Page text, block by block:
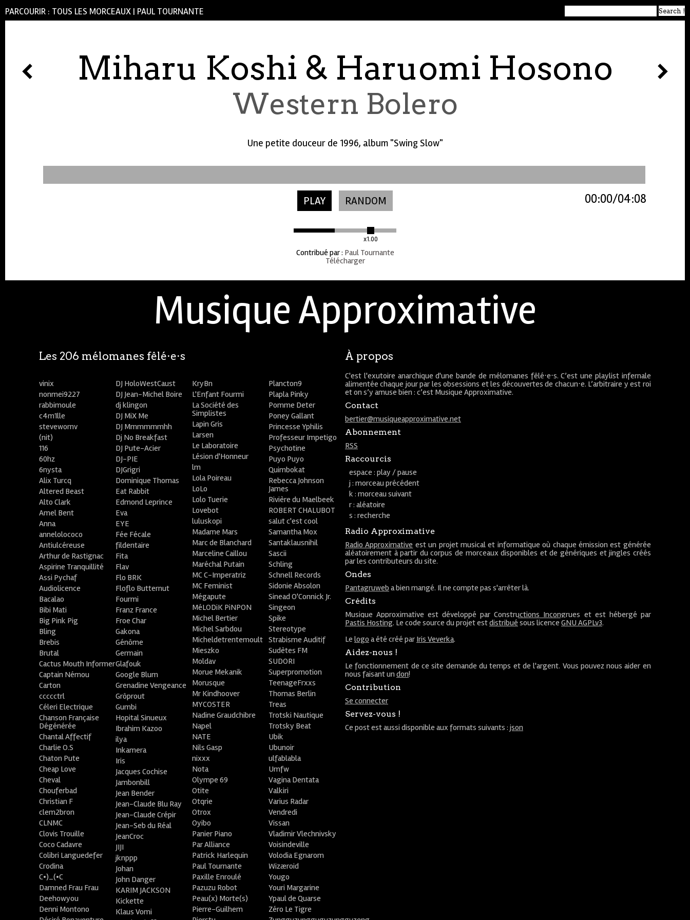
PARCOURIR : TOUS LES MORCEAUX | PAUL TOURNANTE
Miharu Koshi & Haruomi Hosono
Western Bolero
Une petite douceur de 1996, album "Swing Slow"
PLAY RANDOM
x1.00
04:08
00:00
Contribué par: Paul Tournante
Télécharger
Musique Approximative
À propos
C'est l'exutoire anarchique d'une bande de mélomanes fêlé⋅e⋅s. C’est une playlist infernale
alimentée chaque jour par les obsessions et les découvertes de chacun⋅e. L’arbitraire y est roi
et on s’y amuse bien : c’est Musique Approximative.
Contact
bertier@musiqueapproximative.net
Abonnement
RSS
Raccourcis
espace : play / pause
j : morceau précédent
k : morceau suivant
r : aléatoire
s : recherche
Radio Approximative
Radio Approximative est un projet musical et informatique où chaque émission est générée
aléatoirement à partir du corpus de morceaux disponibles et de génériques et jingles créés
par les contributeurs du site.
Ondes
Pantagruweb a bien mangé. Il ne compte pas s'arrêter là.
Crédits
Musique Approximative est développé parConstructions Incongrues et est hébergé par
Pastis Hosting. Le code source du projet estdistribué sous licence GNU AGPLv3.
Le logo a été créé par Iris Veverka.
Aidez-nous !
Le fonctionnement de ce site demande du temps et de l'argent. Vous pouvez nous aider en
nous faisant undon!
Contribution
Se connecter
Servez-vous !
Ce post est aussi disponible aux formats suivants : json
Les 206 mélomanes fêlé⋅e⋅s
vinix
nonmei9227
rabbimoule
c4m1lle
stevewornv
(nit)
116
60hz
6nysta
Alix Turcq
Altered Beast
Alto Clark
Amel Bent
Anna
annelolococo
Antiulcéreuse
Arthur de Rastignac
Aspirine Tranquillité
Assi Pychaf
Audiolicence
Bacalao
Bibi Mati
Big Pink Pig
Bling
Brebis
Brutal
Cactus Mouth Informer
Captain Némou
Carton
ccccctrl
Céleri Electrique
Chanson Française
Dégénérée
Chantal Affectif
Charlie O.S
Chaton Pute
Cheap Love
Cheval
Chouferbad
Christian F
clem2bron
CLNMC
Clovis Trouille
Coco Cadavre
Colibri Languedefer
Crodina
C•)_(•C
Damned Frau Frau
Deehowyou
Denni Montono
DJ HoloWestCaust
DJ Jean-Michel Boire
dj klingon
DJ MiX Me
DJ Mmmmmmhh
Dj No Breakfast
DJ Pute-Acier
DJ-PIE
DJGrigri
Dominique Thomas
Eat Rabbit
Edmond Leprince
Eva
EYE
Fée Fécale
fildentaire
Fita
Flav
Flo BRK
Floflo Butternut
Fourmi
Franz France
Froe Char
Gakona
Génôme
Germain
Glafouk
Google Blum
Grenadine Vengeance
Grôprout
Gumbi
Hopital Sinueux
Ibrahim Kazoo
ilya
Inkamera
Iris
Jacques Cochise
Jambonbill
Jean Bender
Jean-Claude Blu Ray
Jean-Claude Crépir
Jean-Seb du Réal
JeanCroc
JIJI
jknppp
Johan
John Danger
KARIM JACKSON
Kickette
Klaus Vomi
KryBn
L'Enfant Fourmi
La Société des
Simplistes
Lapin Gris
Larsen
Le Laboratoire
Lésion d'Honneur
lm
Lola Poireau
LoLo
Lolo Tuerie
Lovebot
luluskopi
Madame Mars
Marc de Blanchard
Marceline Caillou
Maréchal Putain
MC C-Imperatriz
MC Feminist
Mégapute
MéLODiK PiNPON
Michel Bertier
Michel Sarbdou
Micheldetrentemoult
Mieszko
Moldav
Morue Mekanik
Morusque
Mr Kindhoover
MYCOSTER
Nadine Graudchibre
Napel
NATE
Nils Gasp
nixxx
Nota
Olympe 69
Otite
Otqrie
Otrox
Oyibo
Panier Piano
Par Alliance
Patrick Harlequin
Paul Tournante
Paxille Enroulé
Pazuzu Robot
Peau(x) Morte(s)
Pierre-Guilhem
Plancton9
Plapla Pinky
Pomme Deter
Poney Gallant
Princesse Yphilis
Professeur Impetigo
Psychotine
Puyo Puyo
Quimbokat
Rebecca Johnson
James
Rivière du Maelbeek
ROBERT CHALUBOT
salut c'est cool
Samantha Mox
Santaklausnihil
Sascii
Schling
Schnell Records
Sidonie Absolon
Sinead O'Connick Jr.
Singeon
Spike
Stereotype
Strabisme Auditif
Sudètes FM
SUDORI
Superpromotion
TeenageFrxxs
Thomas Berlin
Treas
Trotski Nautique
Trotsky Beat
Ubik
Ubunoir
ulfablabla
Umfw
Vagina Dentata
Valkiri
Varius Radar
Vendredi
Vissan
Vladimir Vlechnivsky
Voisindeville
Volodia Egnarom
Wizæroid
Yougo
Youri Margarine
Ypaul de Quarse
Zéro Le Tigre